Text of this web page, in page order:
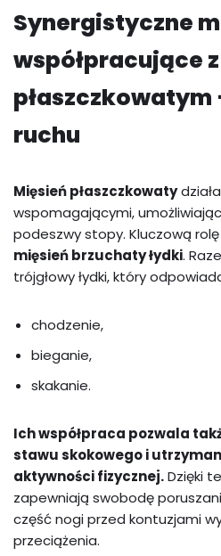
Synergistyczne
współpracujące
płaszczkowatym
ruchu
Mięsień płaszczkowaty
wspomagającymi,
podeszwy stopy. Kluczową
mięsień brzuchaty łydki.
trójgłowy łydki, który
chodzenie,
bieganie,
skakanie.
Ich współpraca pozwala
stawu skokowego i
aktywności fizycznej.Dzięki
zapewniają swobodę
część nogi przed kontuzjami
przeciążenia.